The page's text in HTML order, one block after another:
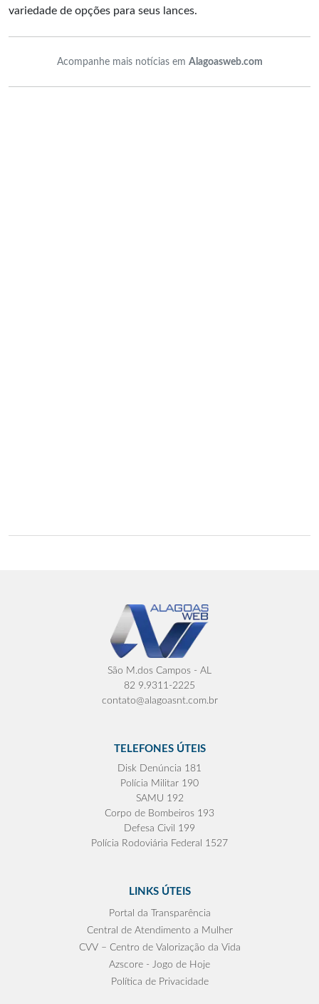
variedade de opções para seus lances.
Acompanhe mais notícias em Alagoasweb.com
São M.dos Campos - AL
82 9.9311-2225
contato@alagoasnt.com.br
TELEFONES ÚTEIS
Disk Denúncia 181
Polícia Militar 190
SAMU 192
Corpo de Bombeiros 193
Defesa Civil 199
Polícia Rodoviária Federal 1527
LINKS ÚTEIS
Portal da Transparência
Central de Atendimento a Mulher
CVV – Centro de Valorização da Vida
Azscore - Jogo de Hoje
Política de Privacidade